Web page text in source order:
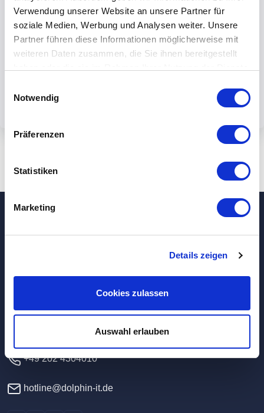
Verwendung unserer Website an unsere Partner für
soziale Medien, Werbung und Analysen weiter. Unsere
Partner führen diese Informationen möglicherweise mit
weiteren Daten zusammen, die Sie ihnen bereitgestellt
Notwendig
Präferenzen
Statistiken
Marketing
Details zeigen
Cookies zulassen
Auswahl erlauben
Mit dem Absenden des Formulars
akzeptieren Sie unsere
Datenschutzbestimmungen.
Hauptverwaltung / Rechenzentrum
42389 Wuppertal
+49 202 4304010
hotline@dolphin-it.de